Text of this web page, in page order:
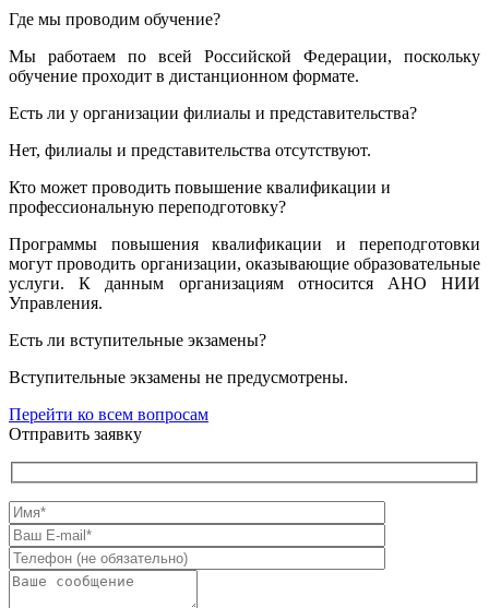
Где мы проводим обучение?
Мы работаем по всей Российской Федерации, поскольку
обучение проходит в дистанционном формате.
Есть ли у организации филиалы и представительства?
Нет, филиалы и представительства отсутствуют.
Кто может проводить повышение квалификации и
профессиональную переподготовку?
Программы повышения квалификации и переподготовки
могут проводить организации, оказывающие образовательные
услуги. К данным организациям относится АНО НИИ
Управления.
Есть ли вступительные экзамены?
Вступительные экзамены не предусмотрены.
Перейти ко всем вопросам
Отправить заявку